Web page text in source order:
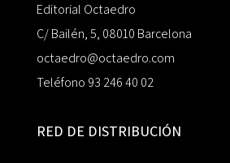
Editorial Octaedro
C/ Bailén, 5, 08010 Barcelona
octaedro@octaedro.com
Teléfono 93 246 40 02
RED DE DISTRIBUCIÓN